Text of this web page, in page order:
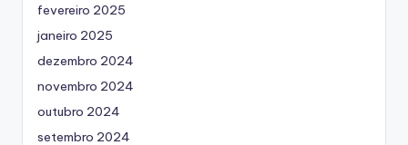
fevereiro 2025
janeiro 2025
dezembro 2024
novembro 2024
outubro 2024
setembro 2024